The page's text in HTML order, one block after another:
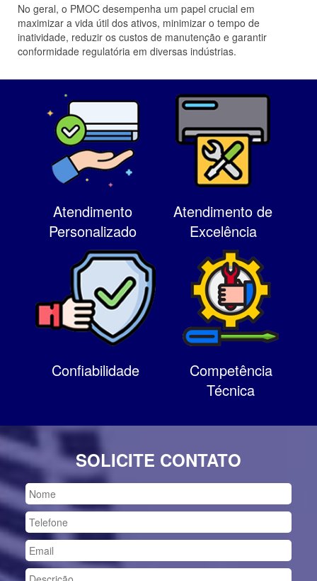
No geral, o PMOC desempenha um papel crucial em
maximizar a vida útil dos ativos, minimizar o tempo de
inatividade, reduzir os custos de manutenção e garantir
conformidade regulatória em diversas indústrias.
Atendimento
Personalizado
Atendimento de
Excelência
Confiabilidade
Competência
Técnica
SOLICITE CONTATO